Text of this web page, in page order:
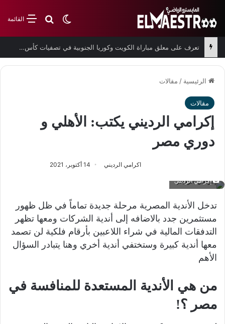
القائمةبحث عن
الوضع المظلم
تعرف على معلق مباراة الكويت وكوريا الجنوبية في تصفيات كأس العالم
الرئيسية / مقالات
مقالات
إكرامي الرديني يكتب: ‏الأهلي و
دوري مصر
اكرامي الرديني 14 أكتوبر، 2021
إكرامي الرديني
‏تدخل الأندية المصرية مرحلة جديدة تماماً ‏في ظل ظهور
مستثمرين جدد بالاضافه إلى أندية الشركات ومعها تظهر
التدفقات المالية في شراء اللاعبين بأرقام فلكية لن تصمد
معها أندية كبيرة ‏وستختفي أندية أخري ‏وهنا يتبادر السؤال
الأهم
‏من هي الأندية المستعدة للمنافسة في
مصر ؟!